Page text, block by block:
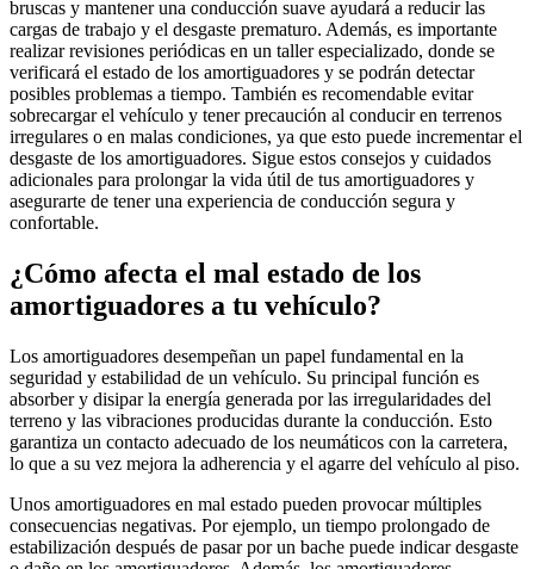
bruscas y mantener una conducción suave ayudará a reducir las
cargas de trabajo y el desgaste prematuro. Además, es importante
realizar revisiones periódicas en un taller especializado, donde se
verificará el estado de los amortiguadores y se podrán detectar
posibles problemas a tiempo. También es recomendable evitar
sobrecargar el vehículo y tener precaución al conducir en terrenos
irregulares o en malas condiciones, ya que esto puede incrementar el
desgaste de los amortiguadores. Sigue estos consejos y cuidados
adicionales para prolongar la vida útil de tus amortiguadores y
asegurarte de tener una experiencia de conducción segura y
confortable.
¿Cómo afecta el mal estado de los
amortiguadores a tu vehículo?
Los amortiguadores desempeñan un papel fundamental en la
seguridad y estabilidad de un vehículo. Su principal función es
absorber y disipar la energía generada por las irregularidades del
terreno y las vibraciones producidas durante la conducción. Esto
garantiza un contacto adecuado de los neumáticos con la carretera,
lo que a su vez mejora la adherencia y el agarre del vehículo al piso.
Unos amortiguadores en mal estado pueden provocar múltiples
consecuencias negativas. Por ejemplo, un tiempo prolongado de
estabilización después de pasar por un bache puede indicar desgaste